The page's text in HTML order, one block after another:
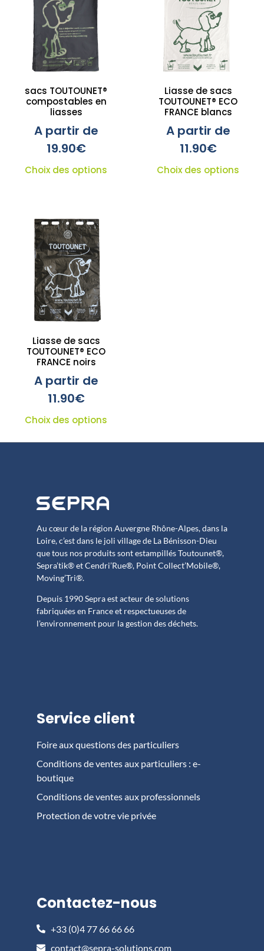
sacs TOUTOUNET®
compostables en
liasses
A partir de
19.90€
Choix des options
Liasse de sacs
TOUTOUNET® ECO
FRANCE blancs
A partir de
11.90€
Choix des options
Liasse de sacs
TOUTOUNET® ECO
FRANCE noirs
A partir de
11.90€
Choix des options
Au cœur de la région Auvergne Rhône-Alpes, dans la
Loire, c’est dans le joli village de La Bénisson-Dieu
que tous nos produits sont estampillés Toutounet®,
Sepra’tik® et Cendri’Rue®, Point Collect’Mobile®,
Moving’Tri®.
Depuis 1990 Sepra est acteur de solutions
fabriquées en France et respectueuses de
l’environnement pour la gestion des déchets.
Service client
Foire aux questions des particuliers
Conditions de ventes aux particuliers : e-
boutique
Conditions de ventes aux professionnels
Protection de votre vie privée
Contactez-nous
+33 (0)4 77 66 66 66
contact@sepra-solutions.com